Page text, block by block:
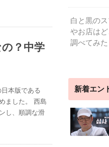
？中学
本版である
ました。 西島
し、順調な滑
白と黒の
やお店は
調べてみた
新着エン